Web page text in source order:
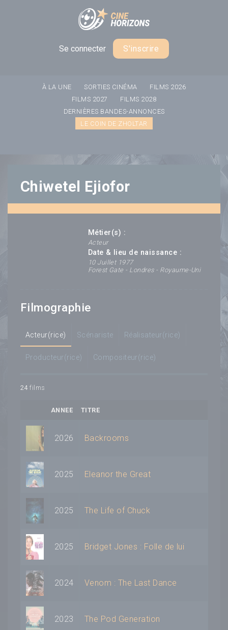
Se connecter S'inscrire
À LA UNE SORTIES CINÉMA
FILMS 2026
FILMS 2027
FILMS 2028
DERNIÈRES BANDES-ANNONCES
LE COIN DE ZHOLTAR
Chiwetel Ejiofor
Métier(s) :
Acteur
Date & lieu de naissance :
10 Juillet 1977
Forest Gate - Londres - Royaume-Uni
Filmographie
Acteur(rice) Scénariste Réalisateur(rice)
Producteur(rice) Compositeur(rice)
24 films
ANNEE TITRE
2026 Backrooms
2025 Eleanor the Great
2025 The Life of Chuck
2025 Bridget Jones : Folle de lui
2024 Venom : The Last Dance
2023 The Pod Generation
Panneau de gestion des cookies